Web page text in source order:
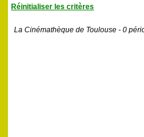
Réinitialiser les critères
La Cinémathèque de Toulouse - 0